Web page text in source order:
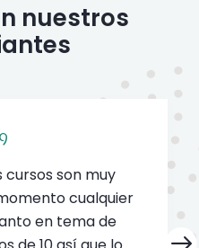
nuestros
calidad, muy
en vosotros en